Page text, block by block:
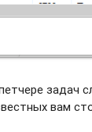
задач
вам